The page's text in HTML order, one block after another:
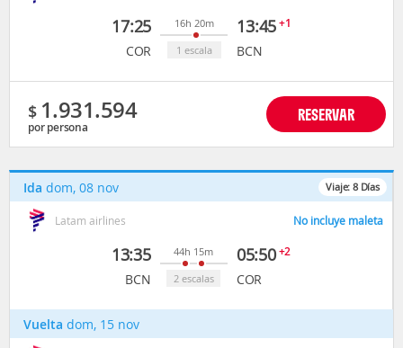
17:25
COR
16h 20m
1 escala
13:45+1
BCN
$ 1.931.594
por persona
RESERVAR
Viaje: 8 Días
Ida dom, 08 nov
Latam airlines No incluye maleta
13:35
BCN
44h 15m
2 escalas
05:50+2
COR
Vuelta dom, 15 nov